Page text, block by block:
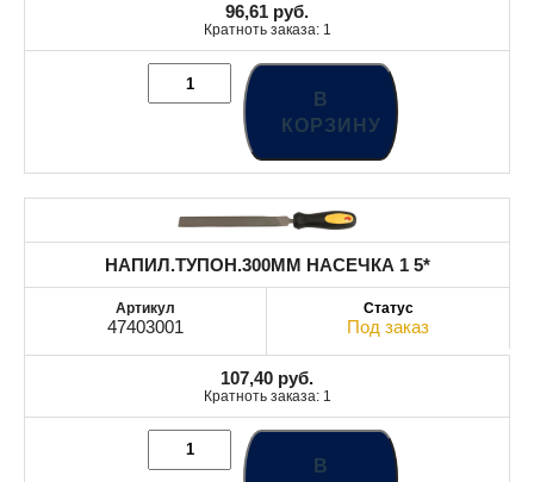
96,61 руб.
Кратноть заказа: 1
В
КОРЗИНУ
НАПИЛ.ТУПОН.300MM НАСЕЧКА 1 5*
47403001 Под заказ
107,40 руб.
Кратноть заказа: 1
В